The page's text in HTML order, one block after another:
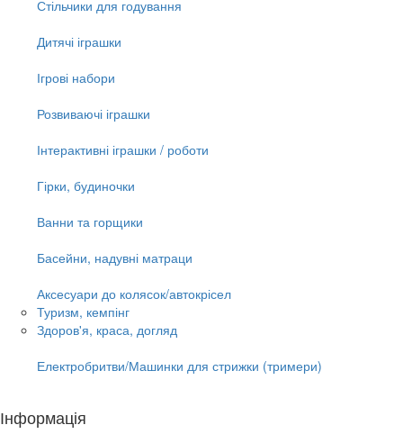
Стільчики для годування
Дитячі іграшки
Ігрові набори
Розвиваючі іграшки
Інтерактивні іграшки / роботи
Гірки, будиночки
Ванни та горщики
Басейни, надувні матраци
Аксесуари до колясок/автокрісел
Туризм, кемпінг
Здоров'я, краса, догляд
Електробритви/Машинки для стрижки (тримери)
Інформація